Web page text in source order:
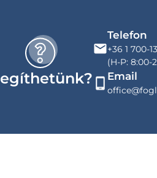
Telefon
+36 1 700-
(H-P: 8:00-
Email